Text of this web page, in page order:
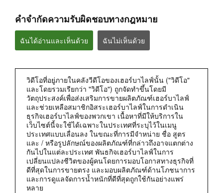
คำจำกัดความรับผิดชอบทางกฎหมาย
ฉันได้อ่านและเห็นด้วย ฉันไม่เห็นด้วย
วิดีโอที่อยู่ภายในคลังวีดีโอของเฮอร์บาไลฟ์นั้น ("วิดีโอ"
และโดยรวมเรียกว่า "วิดีโอ") ถูกจัดทำขึ้นโดยมี
วัตถุประสงค์เพื่อส่งเสริมการขายผลิตภัณฑ์เฮอร์บาไลฟ์
และช่วยเหลือสมาชิกอิสระเฮอร์บาไลฟ์ในการดำเนิน
ธุรกิจเฮอร์บาไลฟ์ของพวกเขา เนื้อหาที่มีให้บริการใน
เว็บไซต์นี้จะใช้ได้เฉพาะในประเทศที่ระบุไว้ในเมนู
ประเทศแบบเลื่อนลง ในขณะที่การมีจำหน่าย ชื่อ สูตร
และ / หรือรูปลักษณ์ของผลิตภัณฑ์ที่กล่าวถึงอาจแตกต่าง
กันไปในแต่ละประเทศ พันธกิจเฮอร์บาไลฟ์ในการ
เปลี่ยนแปลงชีวิตของผู้คนโดยการมอบโอกาสทางธุรกิจที่
ดีที่สุดในการขายตรง และมอบผลิตภัณฑ์ด้านโภชนาการ
และการดูแลจัดการน้ำหนักที่ดีที่สุดถูกใช้กันอย่างแพร่
หลาย
สิ่งที่ระบุบนฉลากผลิตภัณฑ์มีอยู่ในนั้นจริงไหม?
เฮอร์บาไลฟ์ให้ความโปร่งใสของข้อมูลส่วนผสมบนฉลาก